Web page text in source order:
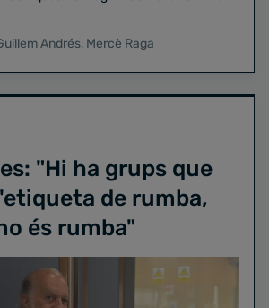
Andrés, Mercè Raga
"Hi ha grups que
de rumba,
és rumba"